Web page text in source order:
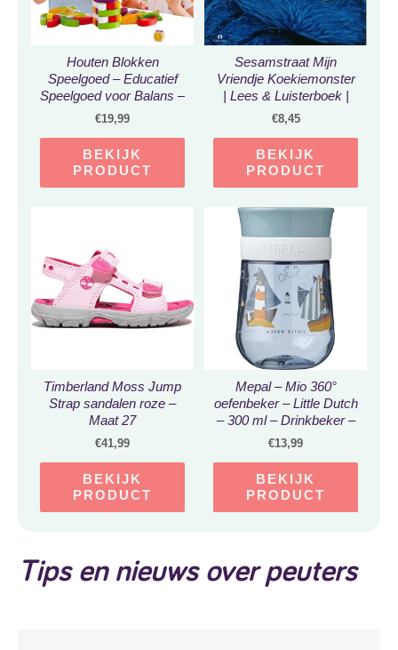
Houten Blokken
Speelgoed – Educatief
Speelgoed voor Balans –
Plantaardige Cognitief
55 Stuks Bouwblokken-
Montessori Stapeltoren
€19,99
BEKIJK
PRODUCT
Sesamstraat Mijn
Vriendje Koekiemonster
| Lees & Luisterboek |
Met Cd | Songteksten |
kado voor 2 3 jaar
€8,45
BEKIJK
PRODUCT
Timberland Moss Jump
Strap sandalen roze –
Maat 27
€41,99
BEKIJK
PRODUCT
Mepal – Mio 360°
oefenbeker – Little Dutch
– 300 ml – Drinkbeker –
Sailors bay
€13,99
BEKIJK
PRODUCT
Tips en nieuws over peuters